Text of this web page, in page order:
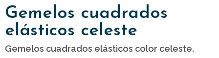
Gemelos cuadrados
elásticos celeste
Gemelos cuadrados elásticos color celeste.